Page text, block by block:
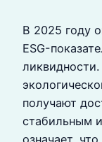
В 2025 году
ESG-
получают
стабильным
означает,